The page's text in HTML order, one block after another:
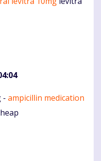
- ampicillin medication